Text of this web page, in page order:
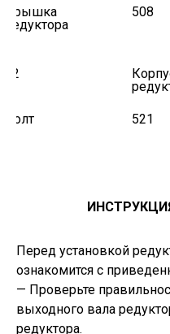
Крышка
редуктора
508
22
Болт 521
Перед установкой
ознакомится с
— Проверьте
выходного вала
редуктора.